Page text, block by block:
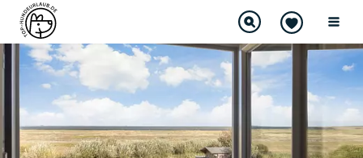
DIREKT BUCHBAR